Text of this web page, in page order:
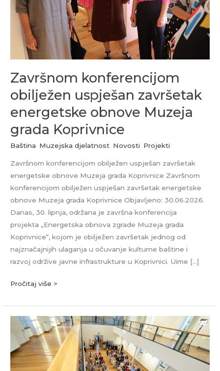
Završnom konferencijom
obilježen uspješan završetak
energetske obnove Muzeja
grada Koprivnice
Baština Muzejska djelatnost Novosti Projekti
Završnom konferencijom obilježen uspješan završetak
energetske obnove Muzeja grada Koprivnice Završnom
konferencijom obilježen uspješan završetak energetske
obnove Muzeja grada Koprivnice Objavljeno: 30.06.2026.
Danas, 30. lipnja, održana je završna konferencija
projekta „Energetska obnova zgrade Muzeja grada
Koprivnice“, kojom je obilježen završetak jednog od
najznačajnijih ulaganja u očuvanje kulturne baštine i
razvoj održive javne infrastrukture u Koprivnici. Uime […]
obnove
Muzeja
grada
Koprivnice
Pročitaj više >
Obnovom
sinagoge
otvoreno
novo